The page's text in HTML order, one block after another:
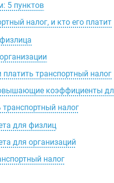
5 пунктов
налог, и кто его платит
транспортный налог
коэффициенты
налог
для физлиц
для организаций
налог